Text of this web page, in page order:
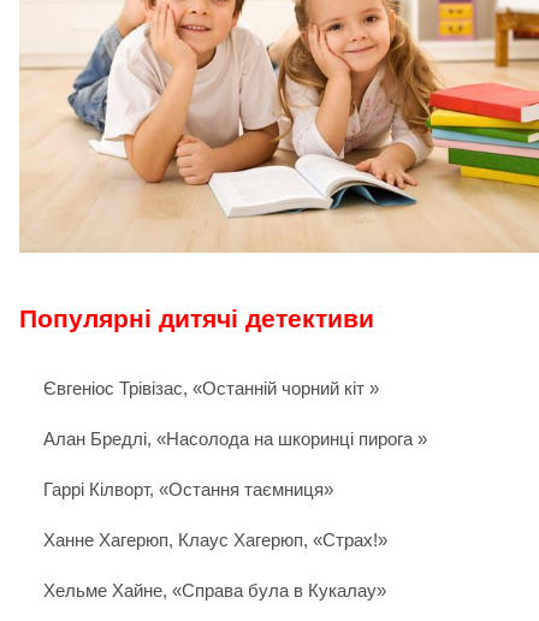
Популярні дитячі детективи
Євгеніос Трівізас, «Останній чорний кіт »
Алан Бредлі, «Насолода на шкоринці пирога »
Гаррі Кілворт, «Остання таємниця»
Ханне Хагерюп, Клаус Хагерюп, «Страх!»
Хельме Хайне, «Справа була в Кукалау»